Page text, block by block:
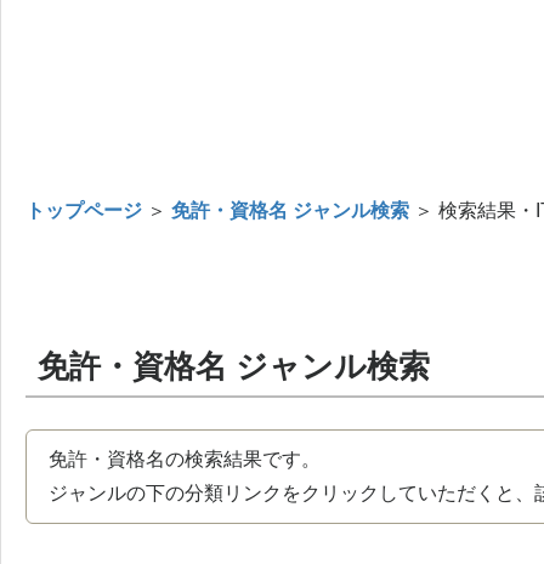
トップページ ＞ 免許・資格名 ジャンル検索 ＞ 検索結果・
免許・資格名 ジャンル検索
免許・資格名の検索結果です。
ジャンルの下の分類リンクをクリックしていただくと